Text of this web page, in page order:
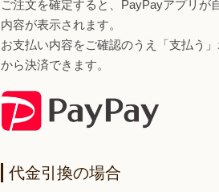
ご注文を確定すると、PayPayアプリが
内容が表示されます。
お支払い内容をご確認のうえ「支払う
から決済できます。
代金引換の場合